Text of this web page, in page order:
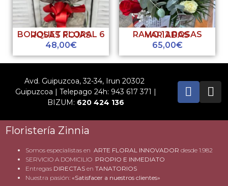
BOUQUET FLORAL 6 ROSAS ROJAS
48,00€
RAMO 12 ROSAS VARIADAS
65,00€
Avd. Guipuzcoa, 32-34, Irun 20302
Guipuzcoa | Telepago 24h: 943 617 371 |
BIZUM: 620 424 136
Floristería Zinnia
Somos especialistas en ARTE FLORAL INNOVADOR desde 1.982
SERVICIO A DOMICILIO PROPIO E INMEDIATO
Entregas DIRECTAS en TANATORIOS
Nuestra pasión: «Satisfacer a nuestros clientes»